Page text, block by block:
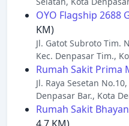
OYO Flagship 2688
KM)
Jl. Gatot Subroto Tim.
Kec. Denpasar Tim.,
Rumah Sakit Prima
Jl. Raya Sesetan
Denpasar Bar., Kota
Rumah Sakit